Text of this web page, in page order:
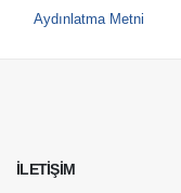
Aydınlatma Metni
İLETIŞIM